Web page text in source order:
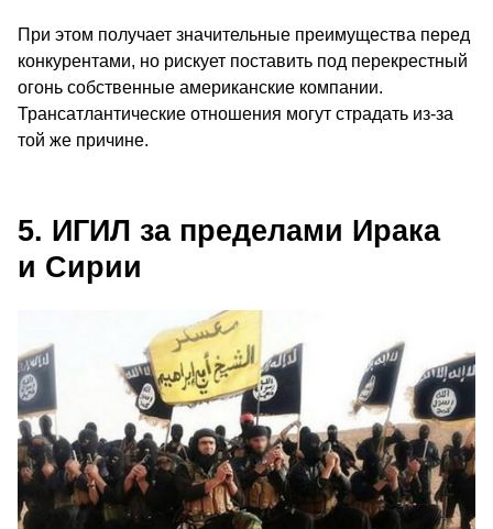
При этом получает значительные преимущества перед
конкурентами, но рискует поставить под перекрестный
огонь собственные американские компании.
Трансатлантические отношения могут страдать из-за
той же причине.
5. ИГИЛ за пределами Ирака
и Сирии